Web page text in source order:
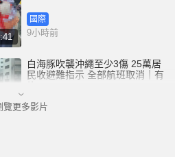
國際
9小時前
白海豚吹襲沖繩至少3傷 25萬居
民收避難指示 全部航班取消｜有
國際
覽更多影片